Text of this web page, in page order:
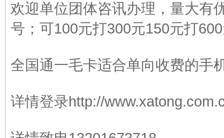
欢迎单位团体咨讯办理，量大有
号；可100元打300元150元打
全国通一毛卡适合单向收费的手
详情登录http://